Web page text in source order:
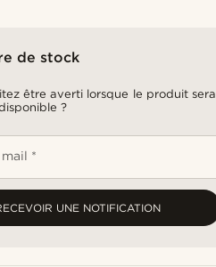
de stock
être averti lorsque le produit sera
?
*
UNE NOTIFICATION